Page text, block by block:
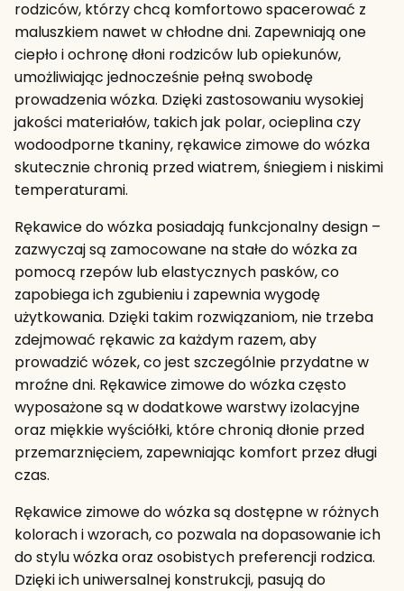
rodziców, którzy chcą komfortowo spacerować z
maluszkiem nawet w chłodne dni. Zapewniają one
ciepło i ochronę dłoni rodziców lub opiekunów,
umożliwiając jednocześnie pełną swobodę
prowadzenia wózka. Dzięki zastosowaniu wysokiej
jakości materiałów, takich jak polar, ocieplina czy
wodoodporne tkaniny, rękawice zimowe do wózka
skutecznie chronią przed wiatrem, śniegiem i niskimi
temperaturami.
Rękawice do wózka posiadają funkcjonalny design –
zazwyczaj są zamocowane na stałe do wózka za
pomocą rzepów lub elastycznych pasków, co
zapobiega ich zgubieniu i zapewnia wygodę
użytkowania. Dzięki takim rozwiązaniom, nie trzeba
zdejmować rękawic za każdym razem, aby
prowadzić wózek, co jest szczególnie przydatne w
mroźne dni. Rękawice zimowe do wózka często
wyposażone są w dodatkowe warstwy izolacyjne
oraz miękkie wyściółki, które chronią dłonie przed
przemarznięciem, zapewniając komfort przez długi
czas.
Rękawice zimowe do wózka są dostępne w różnych
kolorach i wzorach, co pozwala na dopasowanie ich
do stylu wózka oraz osobistych preferencji rodzica.
Dzięki ich uniwersalnej konstrukcji, pasują do